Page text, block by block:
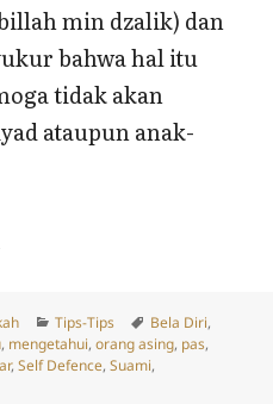
min dzalik) dan
bahwa hal itu
tidak akan
ataupun anak-
Orang Asing dan
Categories
Tips-Tips Tags
Bela Diri,
, mengetahui,orang asing, pas,
,Self Defence,Suami,
Orang Asing dan Ziyad beserta